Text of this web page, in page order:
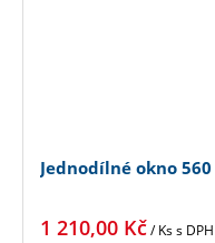
Jednodílné okno
1 210,00 Kč/ Kss DPH